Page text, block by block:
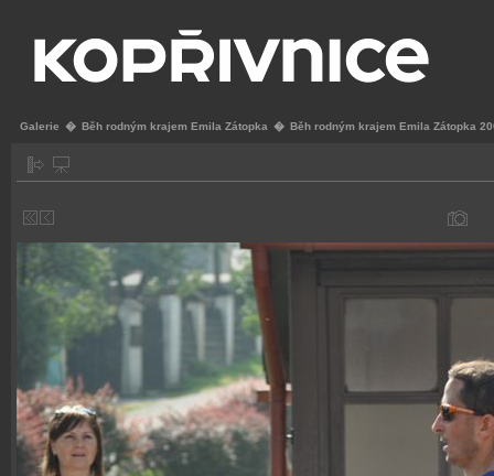
Galerie � Běh rodným krajem Emila Zátopka � Běh rodným krajem Emila Zátopka